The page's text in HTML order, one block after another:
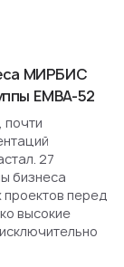
МИРБИС
EMBA-52
почти
27
бизнеса
перед
высокие